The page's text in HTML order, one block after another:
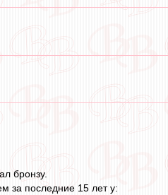
бронзу.
за последние 15 лет у: